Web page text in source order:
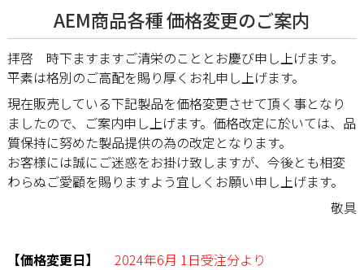
AEM商品各種 価格変更のご案内
拝啓 時下ますますご清栄のこととお慶び申し上げます。
平素は格別のご高配を賜り厚くお礼申し上げます。
現在販売している下記製品を価格変更させて頂く事となり
ましたので、ご案内申し上げます。価格改定に於いては、品
質保持に努めた製品提供の為の改定となります。
お客様には誠にご迷惑をお掛け致しますが、今後とも相変
わらぬご愛顧を賜りますよう宜しくお願い申し上げます。
敬具
【価格変更日】 2024年6月 1日受注分より